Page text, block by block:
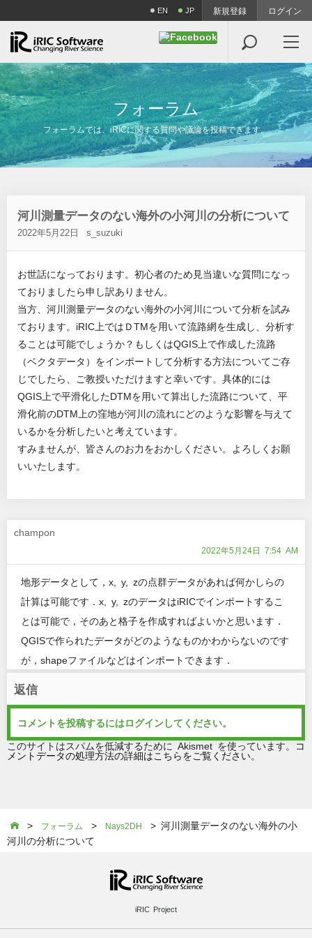
EN JP 新規登録 ログイン

フ ォ ーラム
フォーラムでは、iRICに関する質問や議論を投稿できます。
河川測量データのない海外の小河川の分析について
2022年5月22日 s_suzuki
お世話になっております。初心者のため見当違いな質問になっ
ておりましたら申し訳ありません。
当方、河川測量データのない海外の小河川について分析を試み
ております。iRIC上ではＤTMを用いて流路網を生成し、分析す
ることは可能でしょうか？もしくはQGIS上で作成した流路
（ベクタデータ）をインポートして分析する方法についてご存
じでしたら、ご教授いただけますと幸いです。具体的には
QGIS上で平滑化したDTMを用いて算出した流路について、平
滑化前のDTM上の窪地が河川の流れにどのような影響を与えて
いるかを分析したいと考えています。
すみませんが、皆さんのお力をおかしください。よろしくお願
いいたします。
champon
2022年5月24日 7:54 AM
地形データとして，x, y, zの点群データがあれば何かしらの
計算は可能です．x, y, zのデータはiRICでインポートするこ
とは可能で，そのあと格子を作成すればよいかと思います．
QGISで作られたデータがどのようなものかわからないのです
が，shapeファイルなどはインポートできます．
返信
コメントを投稿するにはログイン してください。
このサイトはスパムを低減するために Akismet を使っています。
コ
メントデータの処理方法の詳細はこちらをご覧ください
 > フォーラム > Nays2DH
> 河川測量データのない海外の小
河川の分析について
iRIC Project